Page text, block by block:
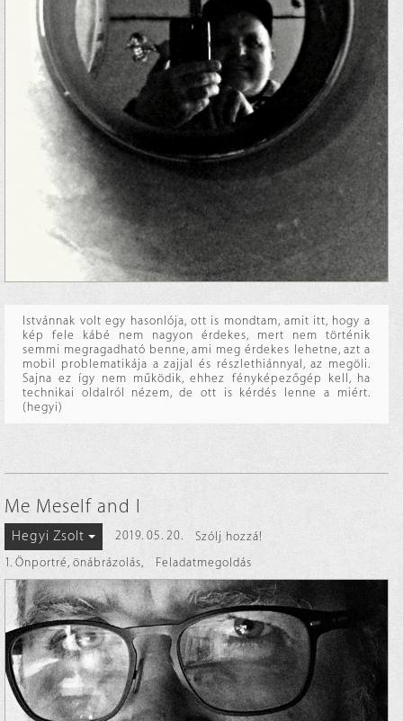
Istvánnak volt egy hasonlója, ott is mondtam, amit itt, hogy a
kép fele kábé nem nagyon érdekes, mert nem történik
semmi megragadható benne, ami meg érdekes lehetne, azt a
mobil problematikája a zajjal és részlethiánnyal, az megöli.
Sajna ez így nem működik, ehhez fényképezőgép kell, ha
technikai oldalról nézem, de ott is kérdés lenne a miért.
(hegyi)
Me Meself and I
Hegyi Zsolt 2019. 05. 20.
Szólj hozzá!
1. Önportré, önábrázolás, Feladatmegoldás